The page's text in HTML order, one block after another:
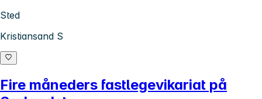
Sted
Kristiansand S
Fire måneders fastlegevikariat på